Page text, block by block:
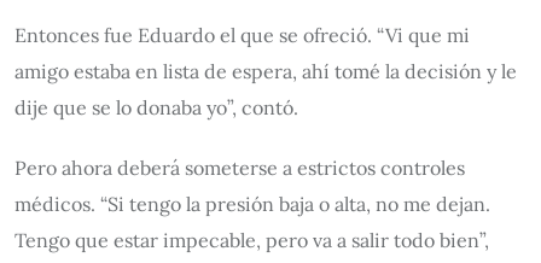
Entonces fue Eduardo el que se ofreció. “Vi que mi
amigo estaba en lista de espera, ahí tomé la decisión y le
dije que se lo donaba yo”, contó.
Pero ahora deberá someterse a estrictos controles
médicos. “Si tengo la presión baja o alta, no me dejan.
Tengo que estar impecable, pero va a salir todo bien”,